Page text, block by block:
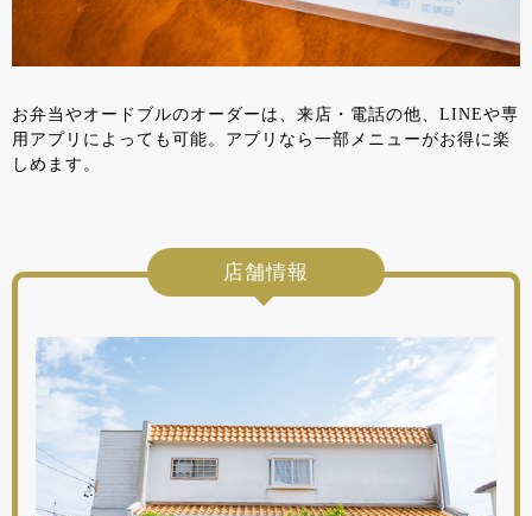
お弁当やオードブルのオーダーは、来店・電話の他、LINEや専
用アプリによっても可能。アプリなら一部メニューがお得に楽
しめます。
店舗情報